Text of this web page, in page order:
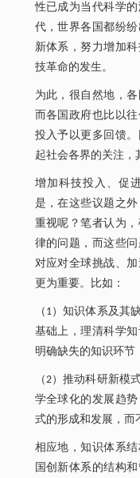
性已成为当代科学
代，世界各国都纷
新体系，努力增加
技革命的发生。
为此，很自然地，
而各国政府也比以
投入予以更多回馈
起社会各界的关注，
增加科技投入、促
是，在这些议题之
重视呢？笔者认为
律的问题，而这些
对应对全球挑战、
更为重要。比如：
（1）知识体系及其
基础上，理清科学
明确缺失的知识环节
（2）推动科研新模
学全球化的发展趋
式的形成和发展，而
相应地，知识体系
国创新体系的结构